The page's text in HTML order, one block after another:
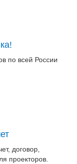
по всей России
договор,
проекторов.